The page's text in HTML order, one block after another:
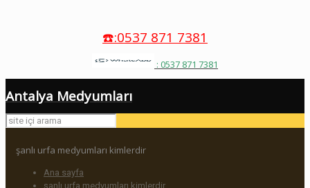
☎️:0537 871 7381
: 0537 871 7381
Antalya Medyumları
şanlı urfa medyumları kimlerdir
Ana sayfa
şanlı urfa medyumları kimlerdir